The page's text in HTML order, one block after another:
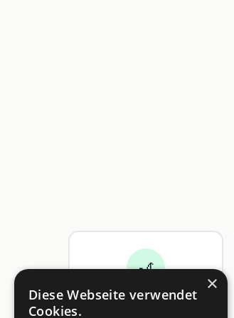
🎢
Freizeit
×
Diese Webseite verwendet
Cookies.